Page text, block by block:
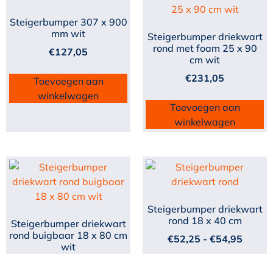
Steigerbumper 307 x 900
mm wit
€127,05
Toevoegen aan
winkelwagen
Steigerbumper driekwart
rond met foam 25 x 90
cm wit
€231,05
Toevoegen aan
winkelwagen
Steigerbumper driekwart
rond buigbaar 18 x 80 cm
wit
Steigerbumper driekwart
rond 18 x 40 cm
€52,25 - €54,95